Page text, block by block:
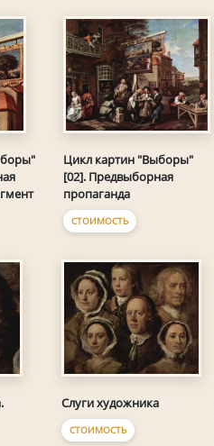
Цикл картин "Выборы"
[02]. Предвыборная
пропаганда
СТОИМОСТЬ
Слуги художника
СТОИМОСТЬ